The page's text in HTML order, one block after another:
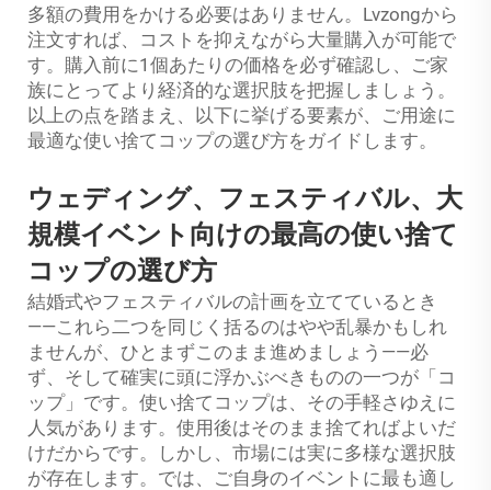
多額の費用をかける必要はありません。Lvzongから
注文すれば、コストを抑えながら大量購入が可能で
す。購入前に1個あたりの価格を必ず確認し、ご家
族にとってより経済的な選択肢を把握しましょう。
以上の点を踏まえ、以下に挙げる要素が、ご用途に
最適な使い捨てコップの選び方をガイドします。
ウェディング、フェスティバル、大
規模イベント向けの最高の使い捨て
コップの選び方
結婚式やフェスティバルの計画を立てているとき
——これら二つを同じく括るのはやや乱暴かもしれ
ませんが、ひとまずこのまま進めましょう——必
ず、そして確実に頭に浮かぶべきものの一つが「コ
ップ」です。使い捨てコップは、その手軽さゆえに
人気があります。使用後はそのまま捨てればよいだ
けだからです。しかし、市場には実に多様な選択肢
が存在します。では、ご自身のイベントに最も適し